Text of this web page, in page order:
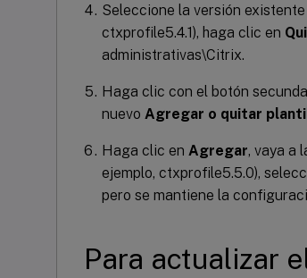
Seleccione la versión
ctxprofile5.4.1), haga clic en
administrativas\Citrix.
Haga clic con el botón
nuevo Agregar o quitar
Haga clic en Agregar, vaya a
ejemplo, ctxprofile5.5.0),
pero se mantiene la
Para actualizar